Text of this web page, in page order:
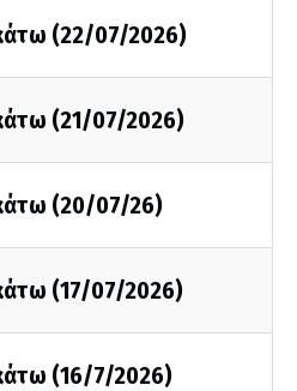
(22/07/2026)
(21/07/2026)
(20/07/26)
(17/07/2026)
(16/7/2026)